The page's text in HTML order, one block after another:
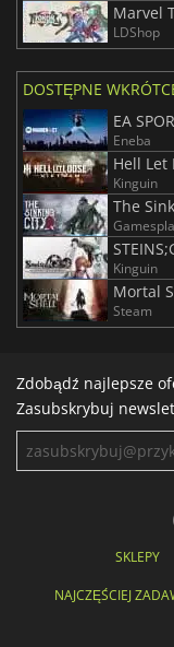
Marvel
LDShop
DOSTĘPNE
EA
Eneba
Hell Let
Kinguin
The
Kinguin
Mortal
Steam
Zdobądź najlepsze
Zasubskrybuj
SKLEPY
NAJCZĘŚCIEJ